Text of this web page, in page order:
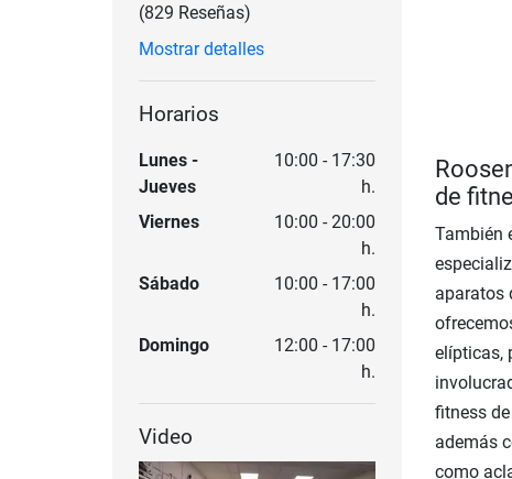
(829 Reseñas)
Mostrar detalles
Horarios
Lunes -
Jueves
10:00 - 17:30
h.
Viernes
10:00 - 20:00
h.
Sábado
10:00 - 17:00
h.
Domingo
12:00 - 17:00
h.
Video
de
También
aparatos
elípticas,
fitness
además
como